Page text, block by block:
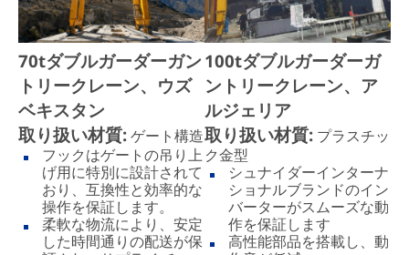
70tダブルガーダーガン
トリークレーン、ウズ
ベキスタン
取り扱い材質:ゲート構造
フックはゲートの吊り上
げ用に特別に設計されて
おり、互換性と効率的な
操作を保証します。
柔軟な物流により、安定
した時間通りの配送が保
100tダブルガーダーガ
ントリークレーン、ア
ルジェリア
取り扱い材質: プラスチッ
ク金型
シュナイダーインターナ
ショナルブランドのイン
バーターがスムーズな動
作を保証します
高性能部品を搭載し、動